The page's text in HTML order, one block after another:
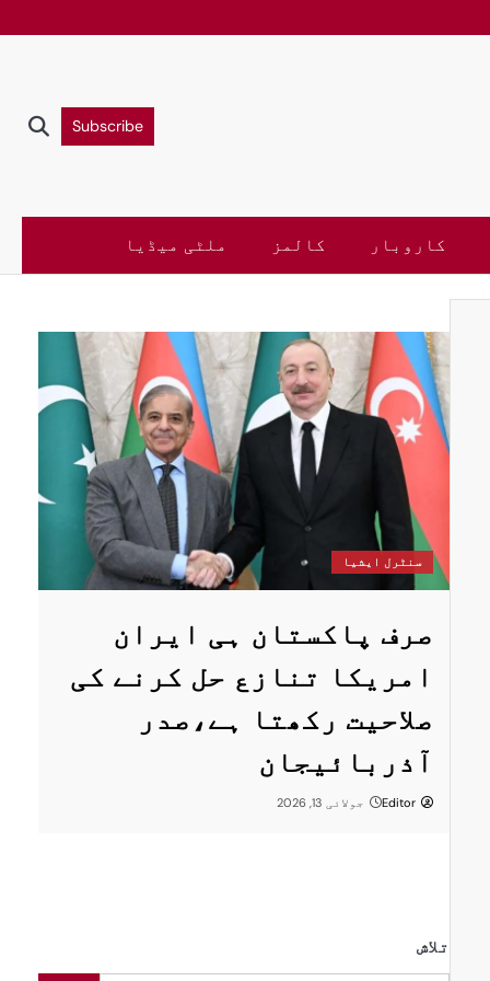
Subscribe
کاروبار کالمز ملٹی میڈیا
ہی ایران
تنازع حل کرنے کی
رکھتا ہے،صدر
سنٹرل ایشیا
پاکستان
توانائی
رفتار
تلاش